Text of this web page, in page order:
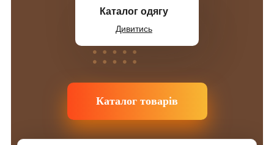
Каталог одягу
Дивитись
Каталог товарів